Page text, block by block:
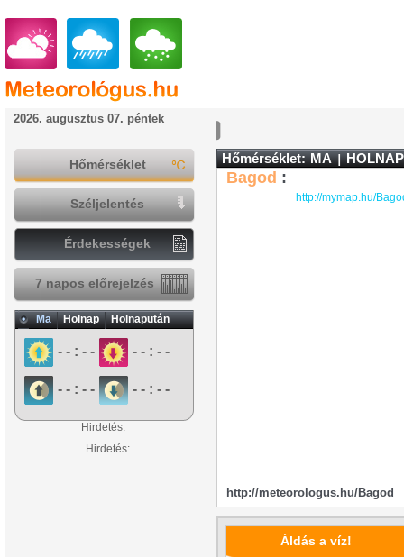
2026. augusztus 07. péntek
Hőmérséklet: MA HOLNAP
Bagod :
http://mymap.hu/
http://meteorologus.hu/Bagod
Áldás a víz!
Hőmérséklet
Széljelentés
Érdekességek
7 napos előrejelzés
Ma Holnap Holnapután
- - : - - - - : - -
- - : - - - - : - -
Hirdetés:
Hirdetés: